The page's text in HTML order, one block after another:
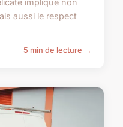
aussi le respect
5 min de lecture →